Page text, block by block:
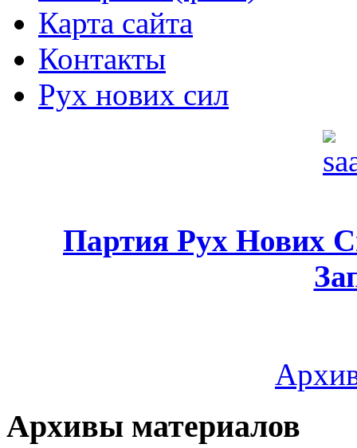
Карта сайта
Контакты
Рух нових сил
Партия Рух Нових
Архивы материалов